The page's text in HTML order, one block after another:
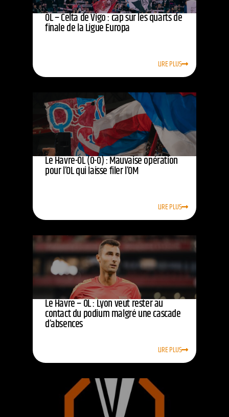
OL – Celta de Vigo : cap sur les quarts de
finale de la Ligue Europa
LIRE PLUS
Le Havre-OL (0-0) : Mauvaise opération
pour l’OL qui laisse filer l’OM
LIRE PLUS
Le Havre – OL : Lyon veut rester au
contact du podium malgré une cascade
d’absences
LIRE PLUS